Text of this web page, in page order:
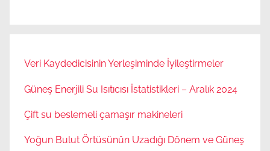
Veri Kaydedicisinin Yerleşiminde İyileştirmeler
Güneş Enerjili Su Isıtıcısı İstatistikleri – Aralık 2024
Çift su beslemeli çamaşır makineleri
Yoğun Bulut Örtüsünün Uzadığı Dönem ve Güneş